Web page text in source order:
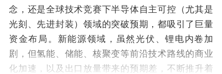
念，还是全球技术竞赛下半导体自主可控（尤其是
光刻、先进封装）领域的突破预期，都吸引了巨量
资金布局。新能源领域，虽然光伏、锂电内卷加
剧，但氢能、储能、核聚变等前沿技术路线的商业
化加速，以及出口放量带来的预期差，不断推升着